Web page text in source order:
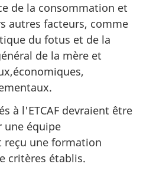
de la consommation et
autres facteurs, comme
du fotus et de la
de la mère et
à l'ETCAF devraient être
une équipe
reçu une formation
critères établis.